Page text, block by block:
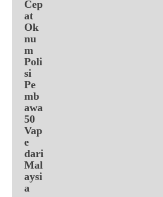
Cep
at
Ok
nu
m
Poli
si
Pe
mb
awa
50
Vap
e
dari
Mal
aysi
a